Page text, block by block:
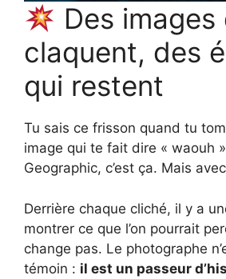
Des images
claquent, des
qui restent
Tu sais ce frisson quand tu
image qui te fait dire « waouh
Geographic, c’est ça. Mais
Derrière chaque cliché, il y a
montrer ce que l’on pourrait
change pas. Le photographe
témoin : il est un passeur